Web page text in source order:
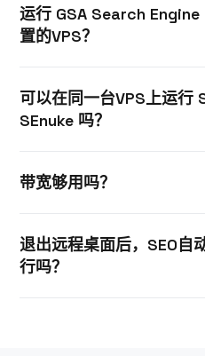
运行 GSA Search
置的VPS？
心和8–16 GB内存。我们
置；拥有数百个项目和高线
可以在同一台VPS上运行
SEnuke 吗？
Windows VPS上同时安装
带宽够用吗？
宽，这一点非常关键，因
等工具每分钟可发送数千次
退出远程桌面后，SEO自
行吗？